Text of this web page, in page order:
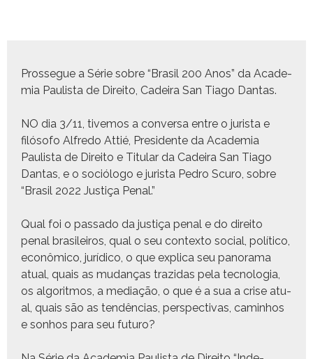
Prossegue a Série sobre “Brasil 200 Anos” da Acad­e­
mia Paulista de Dire­ito, Cadeira San Tia­go Dantas.
NO dia 3/11, tive­mos a con­ver­sa entre o jurista e
filó­so­fo Alfre­do Attié, Pres­i­dente da Acad­e­mia
Paulista de Dire­ito e Tit­u­lar da Cadeira San Tia­go
Dan­tas, e o sociól­o­go e jurista Pedro Scuro, sobre
“Brasil 2022 Justiça Penal.”
Qual foi o pas­sa­do da justiça penal e do dire­ito
penal brasileiros, qual o seu con­tex­to social, políti­co,
econômi­co, jurídi­co, o que expli­ca seu panora­ma
atu­al, quais as mudanças trazi­das pela tec­nolo­gia,
os algo­rit­mos, a medi­ação, o que é a sua a crise atu­
al, quais são as tendên­cias, per­spec­ti­vas, cam­in­hos
e son­hos para seu futuro?